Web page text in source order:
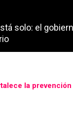
solo: el
la